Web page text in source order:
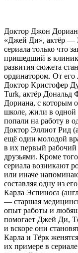
Доктор Джон Дориан
«Джей Ди», актёр —
сериала только что
пришедший в
развития сюжета
ординатором. От его
Доктор Кристофер
Turk, актёр
Дориана, с которым
школе, жили в одной
попали на работу в
Доктор Эллиот Рид
ещё один молодой
в их первый рабочий
друзьями. Кроме
сериала возникают
или иначе
составляя одну из
Карла Эспиноса
— старшая
опыт работы и
помогает Джей Ди,
и вскоре они
Карла и Тёрк
их примере в